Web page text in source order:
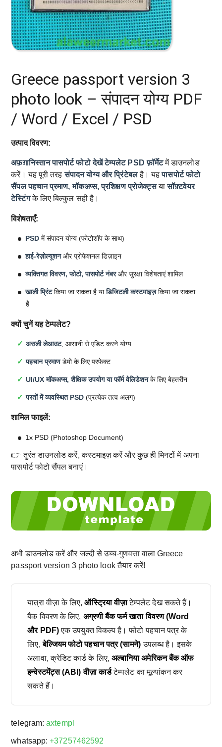
Greece passport version 3
photo look – संपादन योग्य PDF
/ Word / Excel / PSD
उत्पाद विवरण:
अफ़ग़ानिस्तान पासपोर्ट फोटो देखें टेम्पलेट PSD फ़ॉर्मेटमें डाउनलोड
करें। यह पूरी तरहसंपादन योग्य और प्रिंटेबलहै। यहपासपोर्ट फोटो
सैंपल पहचान प्रमाण, मॉकअप्स, प्रशिक्षण प्रोजेक्ट्सयासॉफ़्टवेयर
टेस्टिंगके लिए बिल्कुल सही है।
विशेषताएँ:
PSD में संपादन योग्य (फोटोशॉप के साथ)
हाई-रेज़ोल्यूशनऔर प्रोफेशनल डिज़ाइन
व्यक्तिगत विवरण, फोटो, पासपोर्ट नंबरऔर सुरक्षा विशेषताएं शामिल
खाली प्रिंटकिया जा सकता है याडिजिटली कस्टमाइज़किया जा सकता
है
क्यों चुनें यह टेम्पलेट?
असली लेआउट, आसानी से एडिट करने योग्य
पहचान प्रमाणडेमो के लिए परफेक्ट
UI/UX मॉकअप्स, शैक्षिक उपयोग या फॉर्म वेलिडेशनके लिए बेहतरीन
परतों में व्यवस्थित PSD (प्रत्येक तत्व अलग)
शामिल फाइलें:
1x PSD (Photoshop Document)
👉 तुरंत डाउनलोड करें, कस्टमाइज़ करें और कुछ ही मिनटों में अपना
पासपोर्ट फोटो सैंपल बनाएं।
अभी डाउनलोड करें और जल्दी से उच्च-गुणवत्ता वाला Greece
passport version 3 photo look तैयार करें!
यात्रा वीज़ा के लिए,ऑस्ट्रिया वीज़ाटेम्पलेट देख सकते हैं।
बैंक विवरण के लिए, अग्रणी बैंक फर्म खाता विवरण (Word
और PDF)एक उपयुक्त विकल्प है। फोटो पहचान पत्र के
लिए,बेल्जियम फोटो पहचान पत्र (सामने) उपलब्ध है। इसके
अलावा, क्रेडिट कार्ड के लिए, अल्बानिया अमेरिकन बैंक ऑफ
इन्वेस्टमेंट्स (ABI) वीज़ा कार्डटेम्पलेट का मूल्यांकन कर
सकते हैं।
telegram:axtempl
whatsapp:+37257462592